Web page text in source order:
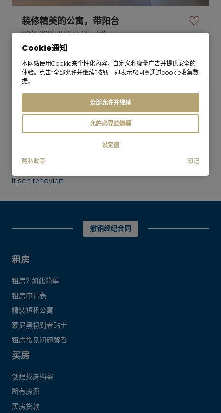
装修精美的公寓，带阳台
02.10.2026 用于 6-36 月份
1.5 房间
慕尼黑-Au-Haidhausen
1,600
每月欧元
租房
frisch renoviert
撤销经纪合同
租房
租房? 如此简单
租房申请表
精装短租公寓
慕尼黑初到者贴士
租房常见问题解答
买房
创建找房档案
所有房源
买房贷款
Cookie通知
本网站使用Cookie来个性化內容，自定义和衡量广告并提供安全的
体验。点击“全部允许并继续”按钮，即表示您同意通过cookie收集数
据。
全部允许并继续
允許必要並繼續
设定值
隐私政策
印记